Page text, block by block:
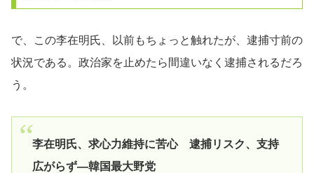
で、この李在明氏、以前もちょっと触れたが、逮捕寸前の
状況である。政治家を止めたら間違いなく逮捕されるだろ
う。
李在明氏、求心力維持に苦心 逮捕リスク、支持
広がらず―韓国最大野党